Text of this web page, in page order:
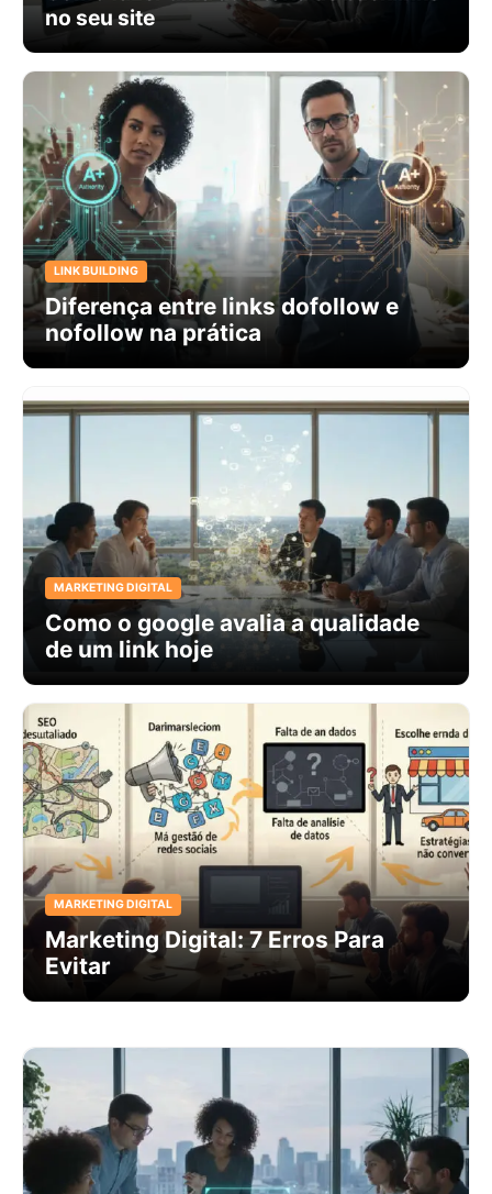
no seu site
LINK BUILDING
Diferença entre links dofollow e
nofollow na prática
MARKETING DIGITAL
Como o google avalia a qualidade
de um link hoje
MARKETING DIGITAL
Marketing Digital: 7 Erros Para
Evitar